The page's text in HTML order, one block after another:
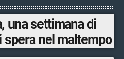
una settimana di
spera nel maltempo